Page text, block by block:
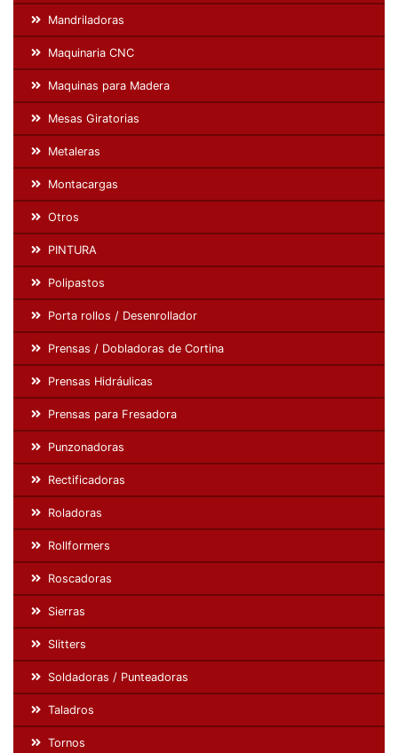
Mandriladoras
Maquinaria CNC
Maquinas para Madera
Mesas Giratorias
Metaleras
Montacargas
Otros
PINTURA
Polipastos
Porta rollos / Desenrollador
Prensas / Dobladoras de Cortina
Prensas Hidráulicas
Prensas para Fresadora
Punzonadoras
Rectificadoras
Roladoras
Rollformers
Roscadoras
Sierras
Slitters
Soldadoras / Punteadoras
Taladros
Tornos